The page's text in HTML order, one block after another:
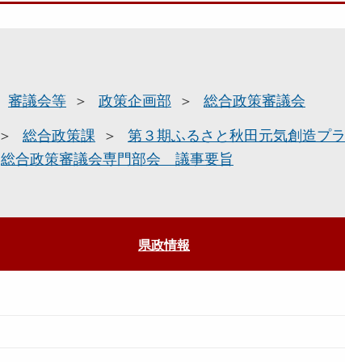
審議会等 政策企画部 総合政策審議会
総合政策課
第３期ふるさと秋田元気創造プ
総合政策審議会専門部会 議事要旨
県政情報